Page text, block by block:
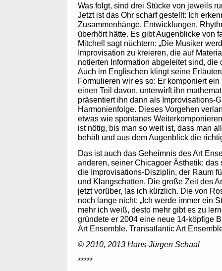
Was folgt, sind drei Stücke von jeweils
Jetzt ist das Ohr scharf gestellt: Ich
Zusammenhänge, Entwicklungen,
überhört hätte. Es gibt Augenblicke von
Mitchell sagt nüchtern: „Die Musiker
Improvisation zu kreieren, die auf
notierten Information abgeleitet sind, die
Auch im Englischen klingt seine
Formulieren wir es so: Er komponiert
einen Teil davon, unterwirft ihn
präsentiert ihn dann als Improvisations-
Harmonienfolge. Dieses Vorgehen
etwas wie spontanes
ist nötig, bis man so weit ist, dass man
behält und aus dem Augenblick die
Das ist auch das Geheimnis des Art
anderen, seiner Chicagoer Ästhetik: das
die Improvisations-Disziplin, der Raum
und Klangschatten. Die große Zeit des
jetzt vorüber, las ich kürzlich. Die von
noch lange nicht: „Ich werde immer ein
mehr ich weiß, desto mehr gibt es zu
gründete er 2004 eine neue 14-köpfige
Art Ensemble. Transatlantic Art
© 2010, 2013 Hans-Jürgen Schaal
*****